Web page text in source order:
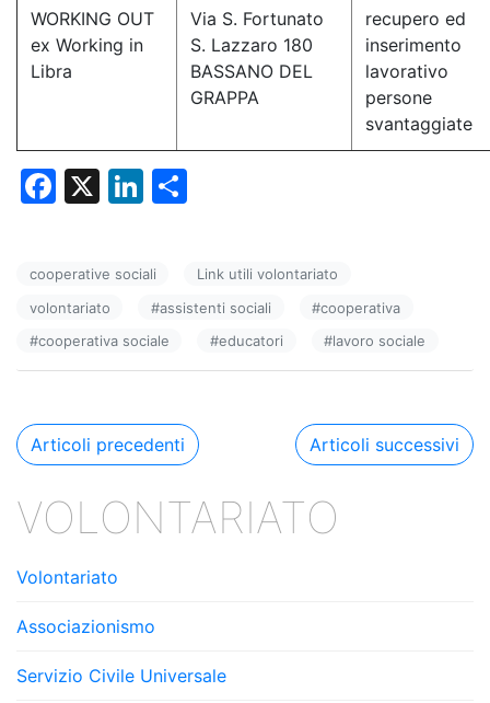
WORKING OUT
ex Working in
Libra
Via S. Fortunato
S. Lazzaro 180
BASSANO DEL
GRAPPA
recupero ed
inserimento
lavorativo
persone
svantaggiate
F
e
b
o
k
X
Li
e
dI
n
di
vi
di
cooperative sociali
Link utili volontariato
volontariato
#assistenti sociali #cooperativa
#cooperativa sociale #educatori #lavoro sociale
Navigazione
Articoli precedenti Articoli successivi
VOLONTARIATO
Volontariato
Associazionismo
Servizio Civile Universale